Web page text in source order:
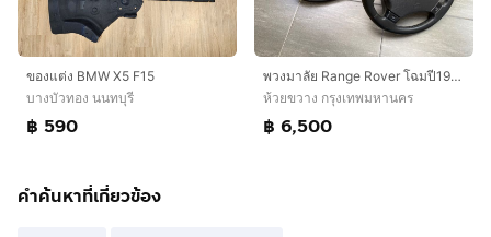
ของแต่ง BMW X5 F15
บางบัวทอง นนทบุรี
฿ 590
พวงมาลัย Range Rover โฉมปี1994-1999 มือสอง สภาพดี ฝาดุมล้อ โลโก้ กรอบรีโมท
ห้วยขวาง กรุงเทพมหานคร
฿ 6,500
คำค้นหาที่เกี่ยวข้อง